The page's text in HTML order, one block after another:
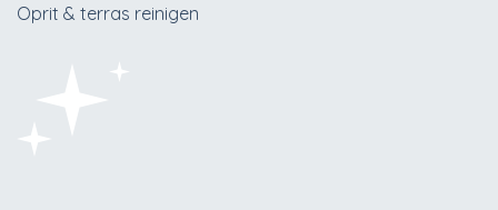
Oprit & terras reinigen